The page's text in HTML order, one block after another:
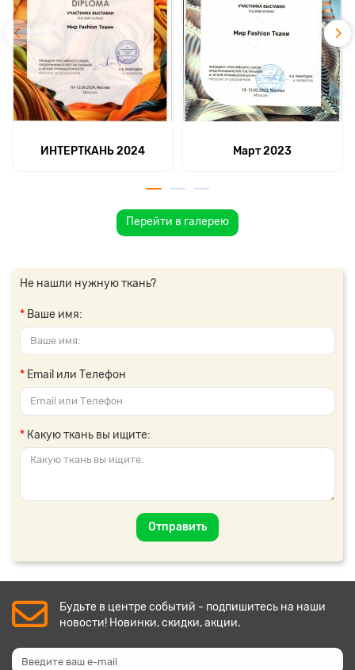
ИНТЕРТКАНЬ 2024 Март 2023
Перейти в галерею
Не нашли нужную ткань?
Ваше имя:
Email или Телефон
Какую ткань вы ищите:
Отправить
Будьте в центре событий - подпишитесь на наши
новости! Новинки, скидки, акции.